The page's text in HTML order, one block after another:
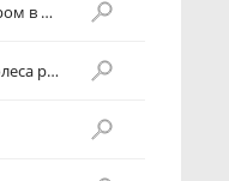
Рулевая колонка с карданным шарниром в сборе
Механизм регулировки положения колеса рулевого управления в сборе